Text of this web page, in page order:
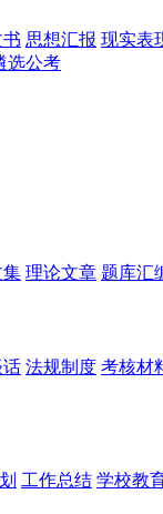
思想汇报 现实表
选公考
集 理论文章 题库汇
话 法规制度 考核材
工作总结 学校教